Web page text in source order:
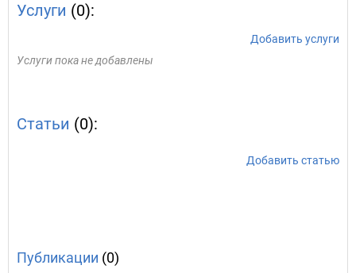
Услуги (0):
Добавить услуги
Услуги пока не добавлены
Статьи (0):
Добавить статью
Публикации (0)